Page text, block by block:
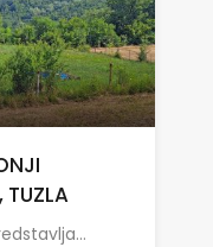
TUZLA